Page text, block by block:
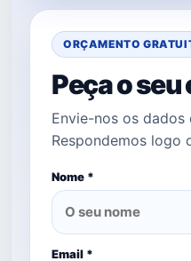
ORÇAMENTO
Peça o
Envie-nos os dados
Respondemos logo
Nome *
Email *